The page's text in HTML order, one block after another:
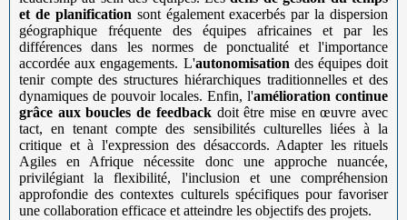
et de planification sont également exacerbés par la dispersion
géographique fréquente des équipes africaines et par les
différences dans les normes de ponctualité et l'importance
accordée aux engagements. L'autonomisation des équipes doit
tenir compte des structures hiérarchiques traditionnelles et des
dynamiques de pouvoir locales. Enfin, l'amélioration continue
grâce aux boucles de feedbackdoit être mise en œuvre avec
tact, en tenant compte des sensibilités culturelles liées à la
critique et à l'expression des désaccords. Adapter les rituels
Agiles en Afrique nécessite donc une approche nuancée,
privilégiant la flexibilité, l'inclusion et une compréhension
approfondie des contextes culturels spécifiques pour favoriser
une collaboration efficace et atteindre les objectifs des projets.